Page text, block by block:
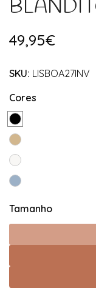
49,95€
SKU: LISBOA27INV
Cores
Tamanho